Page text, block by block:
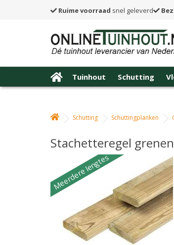
Ruime voorraad snel geleverd
Tuinhout Schutting
Schutting Schuttingplanken
Stachetteregel
Meerdere lengtes